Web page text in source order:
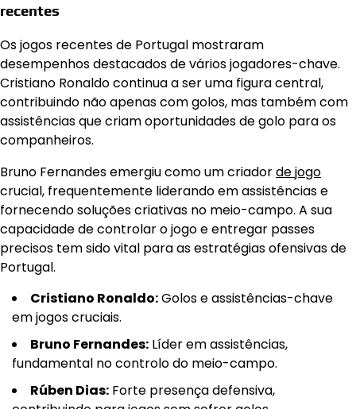
recentes
Os jogos recentes de Portugal mostraram
desempenhos destacados de vários jogadores-chave.
Cristiano Ronaldo continua a ser uma figura central,
contribuindo não apenas com golos, mas também com
assistências que criam oportunidades de golo para os
companheiros.
Bruno Fernandes emergiu como um criadorde jogo
crucial, frequentemente liderando em assistências e
fornecendo soluções criativas no meio-campo. A sua
capacidade de controlar o jogo e entregar passes
precisos tem sido vital para as estratégias ofensivas de
Portugal.
Cristiano Ronaldo:Golos e assistências-chave
em jogos cruciais.
Bruno Fernandes: Líder em assistências,
fundamental no controlo do meio-campo.
Rúben Dias: Forte presença defensiva,